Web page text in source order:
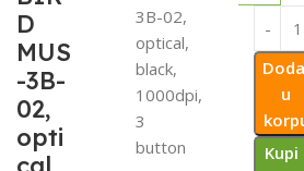
D
MUS
-3B-
02,
opti
3B-02,
optical,
black,
1000dpi,
3
button
u
Kupi